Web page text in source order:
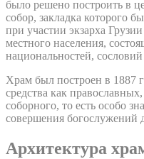
было решено построить в
собор, закладка которого
при участии экзарха
местного населения,
национальностей,
Храм был построен в 1887
средства как
соборного, то есть особо
совершения богослужений
Архитектура